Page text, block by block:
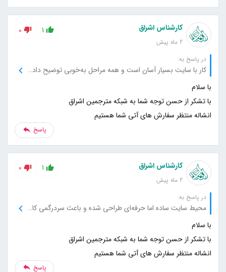
کارشناس اشراق
2 ماه پیش
1
0
در پاسخ به:
کار با سایت بسیار آسان است و همه مراحل به‌خوبی توضیح داده شده‌اند.
انشاله منتظر سفارش های آتی شما هستیم
پاسخ
کارشناس اشراق
2 ماه پیش
1
0
در پاسخ به:
محیط سایت ساده اما حرفه‌ای طراحی شده و باعث سردرگمی کاربر نمی‌شود.
انشاله منتظر سفارش های آتی شما هستیم
پاسخ